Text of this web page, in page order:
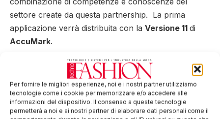
Per fornire le migliori esperienze, noi e i nostri partner utilizziamo
tecnologie come i cookie per memorizzare e/o accedere alle
informazioni del dispositivo. Il consenso a queste tecnologie
permetterà a noi e ai nostri partner di elaborare dati personali come il
settore create da questa partnership. La prima
applicazione verrà distribuita con la Versione 11 di
AccuMark.
Informazioni sui protagonisti
Gerber Technology
Gerber Technologyè specializzata nella fornitura di